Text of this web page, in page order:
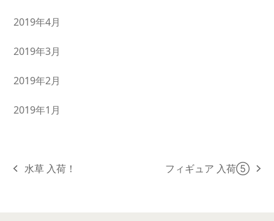
2019年4月
2019年3月
2019年2月
2019年1月
previous
水草 入荷！
next
フィギュア 入荷⑤